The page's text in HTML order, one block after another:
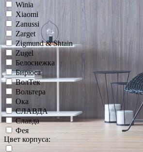
Winia
Xiaomi
Zanussi
Zarget
Zigmund & Shtain
Zugel
Белоснежка
Бирюса
ВолТек
Вольтера
Ока
СЛАВДА
Славда
Фея
Цвет корпуса: